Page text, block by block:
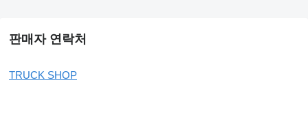
판매자 연락처
TRUCK SHOP